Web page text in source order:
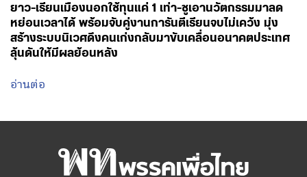
ยาว-เรียนเมืองนอกใช้ทุนแค่ 1 เท่า-ชูเอานวัตกรรมมาลด
หย่อนเวลาได้ พร้อมจับคู่งานการันตีเรียนจบไม่เคว้ง มุ่ง
สร้างระบบนิเวศดึงคนเก่งกลับมาขับเคลื่อนอนาคตประเทศ
ลุ้นดันให้มีผลย้อนหลัง
อ่านต่อ